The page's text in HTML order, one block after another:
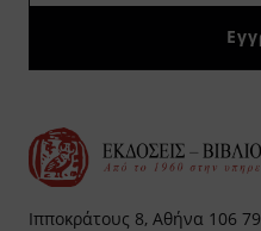
Ιπποκράτους 8, Αθήνα 106 79